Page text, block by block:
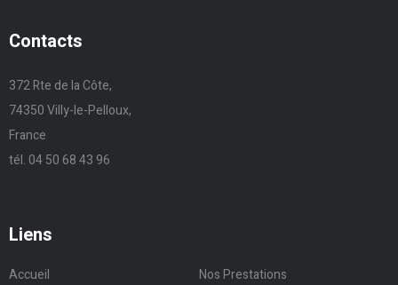
Contacts
372 Rte de la Côte,
74350 Villy-le-Pelloux,
France
tél. 04 50 68 43 96
Liens
Accueil
Nos Prestations